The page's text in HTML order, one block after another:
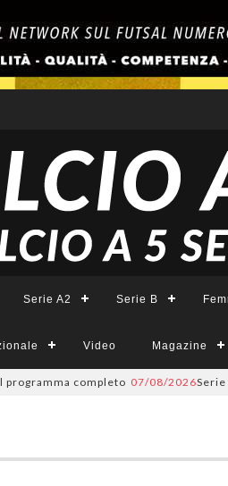
Serie A2 Serie B
Video Magazine
completo 07/08/2026Serie A